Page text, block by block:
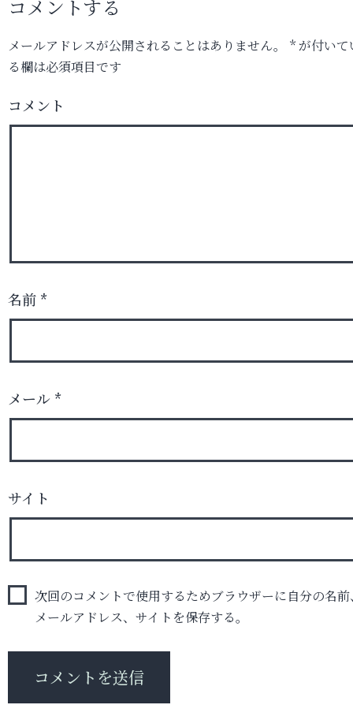
コメントする
メールアドレスが公開されることはありません。 *が付いて
る欄は必須項目です
コメント
名前 *
メール *
サイト
次回のコメントで使用するためブラウザーに自分の名前
メールアドレス、サイトを保存する。